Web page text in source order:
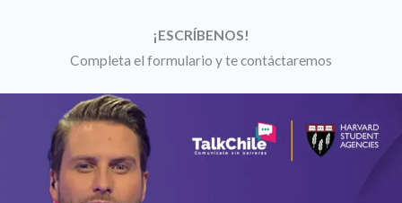
¡ESCRÍBENOS!
Completa el formulario y te contáctaremos